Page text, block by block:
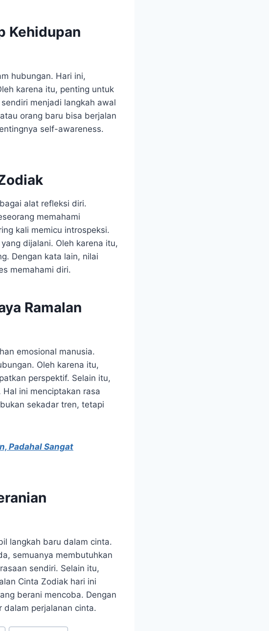
Kehidupan
hubungan. Hari ini,
karena itu, penting untuk
menjadi langkah awal
orang baru bisa berjalan
self-awareness.
alat refleksi diri.
memahami
kali memicu introspeksi.
dijalani. Oleh karena itu,
Dengan kata lain, nilai
memahami diri.
Ramalan
emosional manusia.
Oleh karena itu,
perspektif. Selain itu,
ini menciptakan rasa
sekadar tren, tetapi
Padahal Sangat
langkah baru dalam cinta.
semuanya membutuhkan
sendiri. Selain itu,
Cinta Zodiak hari ini
berani mencoba. Dengan
dalam perjalanan cinta.